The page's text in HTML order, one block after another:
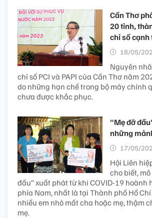
Cần Thơ
20 tỉnh,
chỉ số
18/05/
Nguyên
chỉ số PCI và PAPI của Cần Thơ năm
do những hạn chế trong bộ máy chính
chưa được khắc phục.
"Mẹ đỡ
những
17/05/
Hội Liên
cho biết,
đầu” xuất phát từ khi COVID-19 hoành
phía Nam, nhất là tại Thành phố Hồ
nhiều em nhỏ mất cha hoặc mẹ, thậm
mẹ.